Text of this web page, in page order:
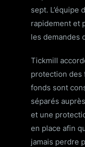
sept. L’équipe
rapidement et
les demandes
Tickmill
protection des
fonds sont
séparés
et une
en place afin
jamais perdre